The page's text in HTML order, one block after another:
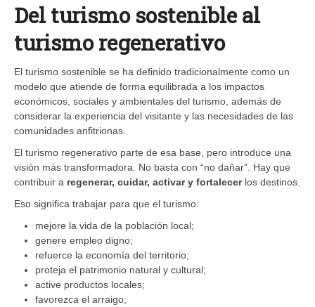
Del turismo sostenible al
turismo regenerativo
El turismo sostenible se ha definido tradicionalmente como un
modelo que atiende de forma equilibrada a los impactos
económicos, sociales y ambientales del turismo, además de
considerar la experiencia del visitante y las necesidades de las
comunidades anfitrionas.
El turismo regenerativo parte de esa base, pero introduce una
visión más transformadora. No basta con “no dañar”. Hay que
contribuir a regenerar, cuidar, activar y fortalecerlos destinos.
Eso significa trabajar para que el turismo:
mejore la vida de la población local;
genere empleo digno;
refuerce la economía del territorio;
proteja el patrimonio natural y cultural;
active productos locales;
favorezca el arraigo;